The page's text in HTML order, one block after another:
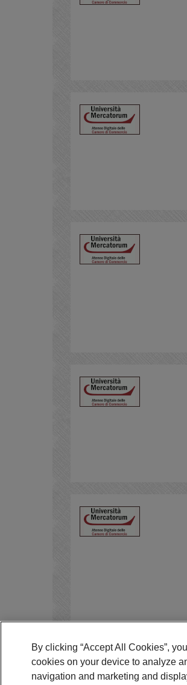
By clicking “Accept All Cookies”,
cookies on your device to analyze
navigation and marketing and